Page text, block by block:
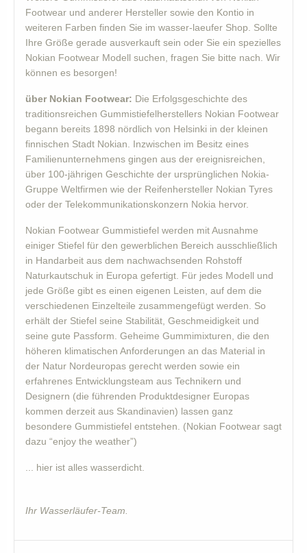
Footwear und anderer Hersteller sowie den Kontio in
weiteren Farben finden Sie im wasser-laeufer Shop. Sollte
Ihre Größe gerade ausverkauft sein oder Sie ein spezielles
Nokian Footwear Modell suchen, fragen Sie bitte nach. Wir
können es besorgen!
über Nokian Footwear: Die Erfolgsgeschichte des
traditionsreichen Gummistiefelherstellers Nokian Footwear
begann bereits 1898 nördlich von Helsinki in der kleinen
finnischen Stadt Nokian. Inzwischen im Besitz eines
Familienunternehmens gingen aus der ereignisreichen,
über 100-jährigen Geschichte der ursprünglichen Nokia-
Gruppe Weltfirmen wie der Reifenhersteller Nokian Tyres
oder der Telekommunikationskonzern Nokia hervor.
Nokian Footwear Gummistiefel werden mit Ausnahme
einiger Stiefel für den gewerblichen Bereich ausschließlich
in Handarbeit aus dem nachwachsenden Rohstoff
Naturkautschuk in Europa gefertigt. Für jedes Modell und
jede Größe gibt es einen eigenen Leisten, auf dem die
verschiedenen Einzelteile zusammengefügt werden. So
erhält der Stiefel seine Stabilität, Geschmeidigkeit und
seine gute Passform. Geheime Gummimixturen, die den
höheren klimatischen Anforderungen an das Material in
der Natur Nordeuropas gerecht werden sowie ein
erfahrenes Entwicklungsteam aus Technikern und
Designern (die führenden Produktdesigner Europas
kommen derzeit aus Skandinavien) lassen ganz
besondere Gummistiefel entstehen. (Nokian Footwear sagt
dazu “enjoy the weather”)
... hier ist alles wasserdicht.
Ihr Wasserläufer-Team.